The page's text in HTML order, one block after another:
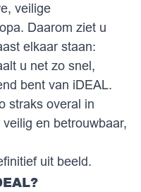
veilige
Daarom ziet u
elkaar staan:
u net zo snel,
bent van iDEAL.
straks overal in
en betrouwbaar,
uit beeld.